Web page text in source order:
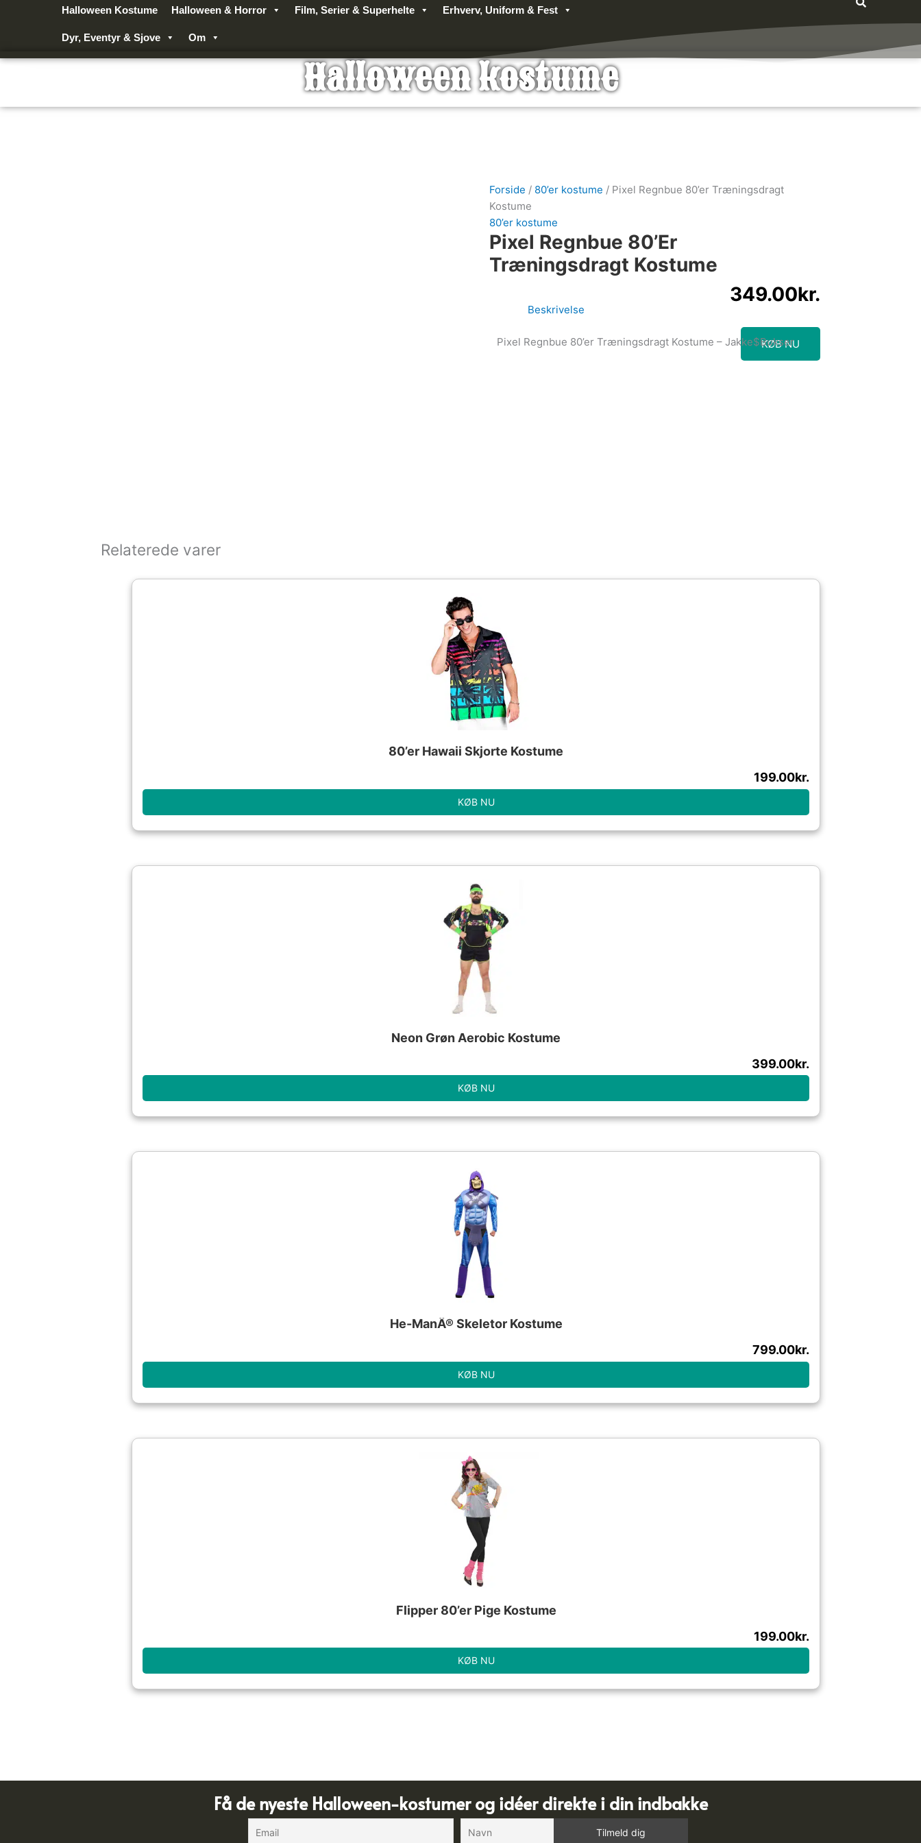
Halloween Kostume Halloween & Horror Film, Serier & Superhelte Erhverv, Uniform & Fest
Dyr, Eventyr & Sjove Om
Halloween kostume
Forside / 80’er kostume / Pixel Regnbue 80’er Træningsdragt
Kostume
80’er kostume
Pixel Regnbue 80’er
Træningsdragt Kostume
349.00kr.
KØB NU
Beskrivelse
Pixel Regnbue 80’er Træningsdragt Kostume – Jakke$Bukser
Relaterede varer
80’er Hawaii Skjorte Kostume
199.00kr.
KØB NU
Neon Grøn Aerobic Kostume
399.00kr.
KØB NU
He-ManÂ® Skeletor Kostume
799.00kr.
KØB NU
Flipper 80’er Pige Kostume
199.00kr.
KØB NU
Få de nyeste Halloween-kostumer og idéer direkte i din indbakke